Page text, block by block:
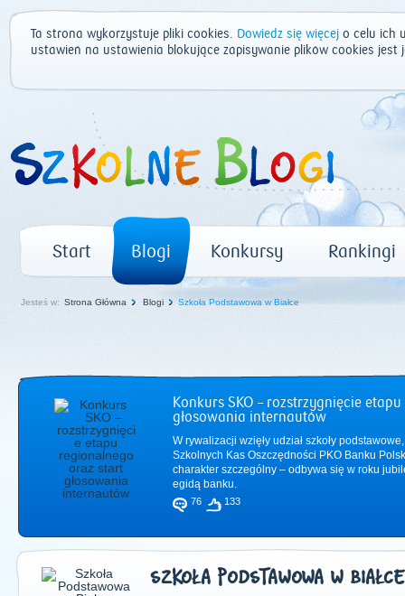
Ta strona wykorzystuje pliki cookies. Dowiedz się więcej o celu ich
ustawień na ustawienia blokujące zapisywanie plików cookies
Start Blogi Konkursy Rankingi
Jesteś w: Strona Główna Blogi Szkoła Podstawowa w Białce
Konkurs SKO – rozstrzygnięcie
głosowania internautów
W rywalizacji wzięły udział szkoły
Szkolnych Kas Oszczędności PKO Banku
charakter szczególny – odbywa się w roku
egidą banku.
76 133
SZKOŁA PODSTAWOWA W BIAŁCE